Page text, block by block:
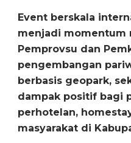
Event berskala
menjadi momentum
Pemprovsu dan
pengembangan
berbasis geopark,
dampak positif bagi
perhotelan,
masyarakat di